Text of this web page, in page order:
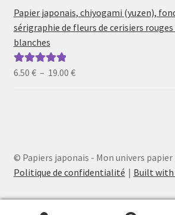
prix :
6.50 €
Papier japonais, chiyogami (yuzen),
sérigraphie de fleurs de cerisiers
blanches
Note5.00sur
6.50 € – 19.00 €Plage
© Papiers japonais - Mon univers papier
Politique de confidentialité
Built with